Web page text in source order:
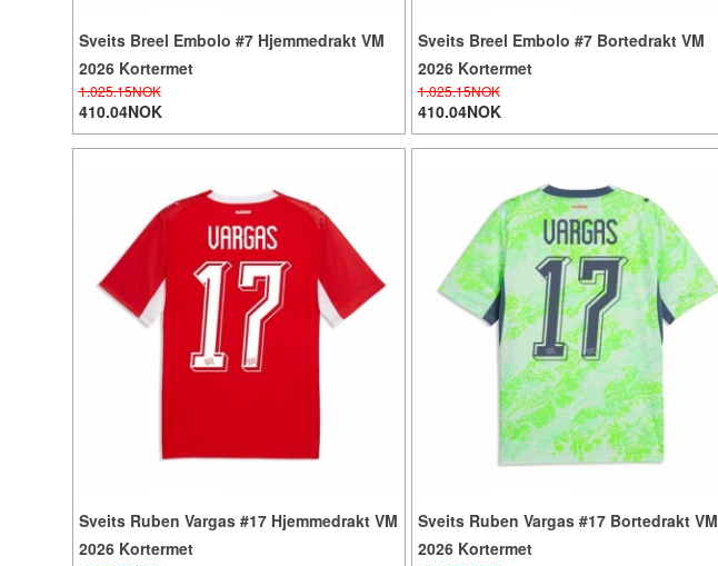
Sveits Breel Embolo #7 Hjemmedrakt VM
2026 Kortermet
1.025.15NOK
410.04NOK
Sveits Breel Embolo #7 Bortedrakt VM
2026 Kortermet
1.025.15NOK
410.04NOK
Sveits Ruben Vargas #17 Hjemmedrakt VM
2026 Kortermet
Sveits Ruben Vargas #17 Bortedrakt VM
2026 Kortermet